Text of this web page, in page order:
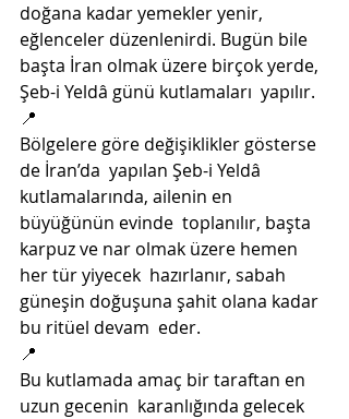
doğana kadar yemekler yenir,
eğlenceler düzenlenirdi. Bugün bile
başta İran olmak üzere birçok yerde,
Şeb-i Yeldâ günü kutlamaları  yapılır.
📍
Bölgelere göre değişiklikler gösterse
de İran’da  yapılan Şeb-i Yeldâ
kutlamalarında, ailenin en
büyüğünün evinde  toplanılır, başta
karpuz ve nar olmak üzere hemen
her tür yiyecek  hazırlanır, sabah
güneşin doğuşuna şahit olana kadar
bu ritüel devam  eder.
📍
Bu kutlamada amaç bir taraftan en
uzun gecenin  karanlığında gelecek